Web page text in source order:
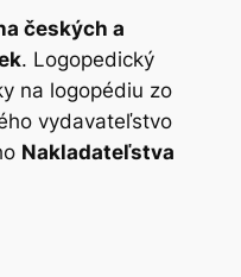
českých a
. Logopedický
na logopédiu zo
vydavateľstvo
Nakladateľstva